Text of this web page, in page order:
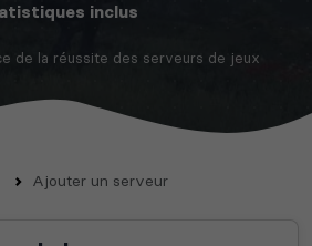
inclus
de la réussite des serveurs de jeux
Ajouter un serveur